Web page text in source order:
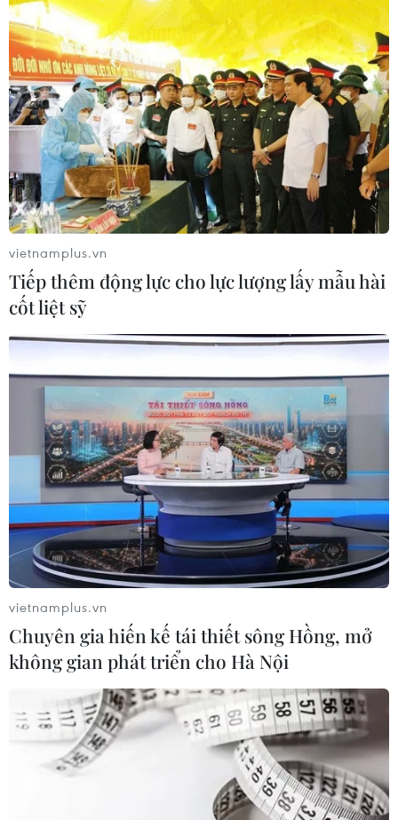
vietnamplus.vn
Tiếp thêm động lực cho lực lượng lấy mẫu hài
cốt liệt sỹ
vietnamplus.vn
Chuyên gia hiến kế tái thiết sông Hồng, mở
không gian phát triển cho Hà Nội